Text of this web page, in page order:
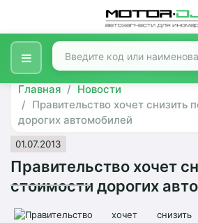
Главная
Новости
Правительство хочет снизить
дорогих автомобилей
01.07.2013
Правительство хочет
стоимости дорогих